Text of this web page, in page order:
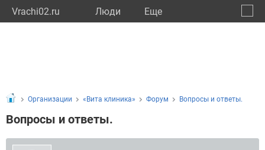
Vrachi02.ru Люди Eще
Организации «Вита клиника» Форум Вопросы и ответы.
Вопросы и ответы.